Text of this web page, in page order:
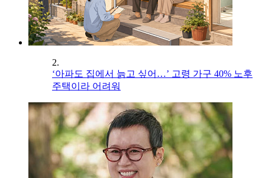
2.
‘아파도 집에서 늙고 싶어…’ 고령 가구 40% 노후
주택이라 어려워